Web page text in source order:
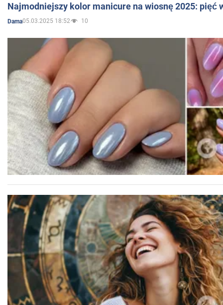
Najmodniejszy kolor manicure na wiosnę 2025: pięć
Dama05.03.2025 18:52 10